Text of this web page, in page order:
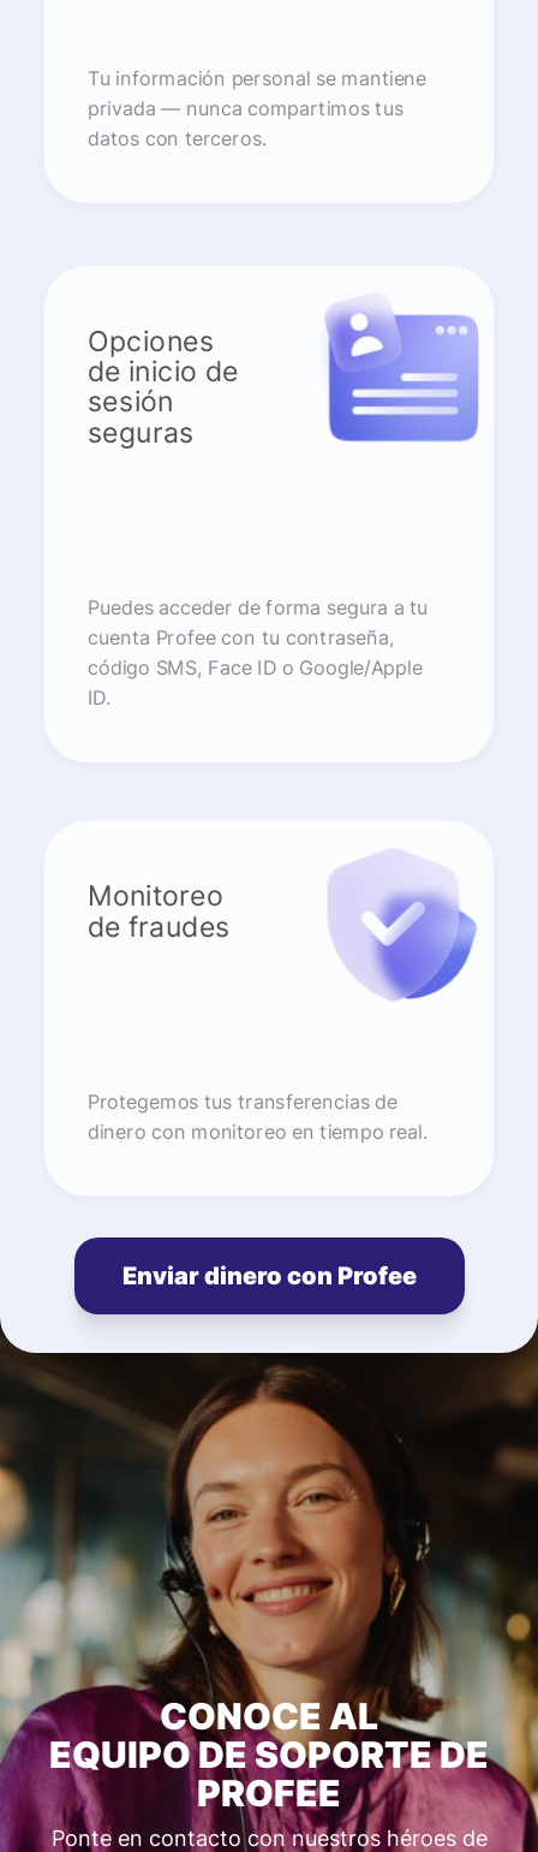
Tu información personal se mantiene
privada — nunca compartimos tus
datos con terceros.
Opciones
de inicio de
sesión
seguras
Puedes acceder de forma segura a tu
cuenta Profee con tu contraseña,
código SMS, Face ID o Google/Apple
ID.
Monitoreo
de fraudes
Protegemos tus transferencias de
dinero con monitoreo en tiempo real.
Enviar dinero con Profee
CONOCE AL
EQUIPO DE SOPORTE DE
PROFEE
Ponte en contacto con nuestros héroes de